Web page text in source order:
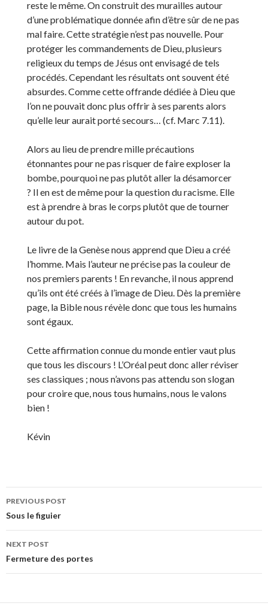
reste le même. On construit des murailles autour
d’une problématique donnée afin d’être sûr de ne pas
mal faire. Cette stratégie n’est pas nouvelle. Pour
protéger les commandements de Dieu, plusieurs
religieux du temps de Jésus ont envisagé de tels
procédés. Cependant les résultats ont souvent été
absurdes. Comme cette offrande dédiée à Dieu que
l’on ne pouvait donc plus offrir à ses parents alors
qu’elle leur aurait porté secours… (cf. Marc 7.11).
Alors au lieu de prendre mille précautions
étonnantes pour ne pas risquer de faire exploser la
bombe, pourquoi ne pas plutôt aller la désamorcer
? Il en est de même pour la question du racisme. Elle
est à prendre à bras le corps plutôt que de tourner
autour du pot.
Le livre de la Genèse nous apprend que Dieu a créé
l’homme. Mais l’auteur ne précise pas la couleur de
nos premiers parents ! En revanche, il nous apprend
qu’ils ont été créés à l’image de Dieu. Dès la première
page, la Bible nous révèle donc que tous les humains
sont égaux.
Cette affirmation connue du monde entier vaut plus
que tous les discours ! L’Oréal peut donc aller réviser
ses classiques ; nous n’avons pas attendu son slogan
pour croire que, nous tous humains, nous le valons
bien !
Kévin
Post
navigation
PREVIOUS POST
Sous le figuier
NEXT POST
Fermeture des portes